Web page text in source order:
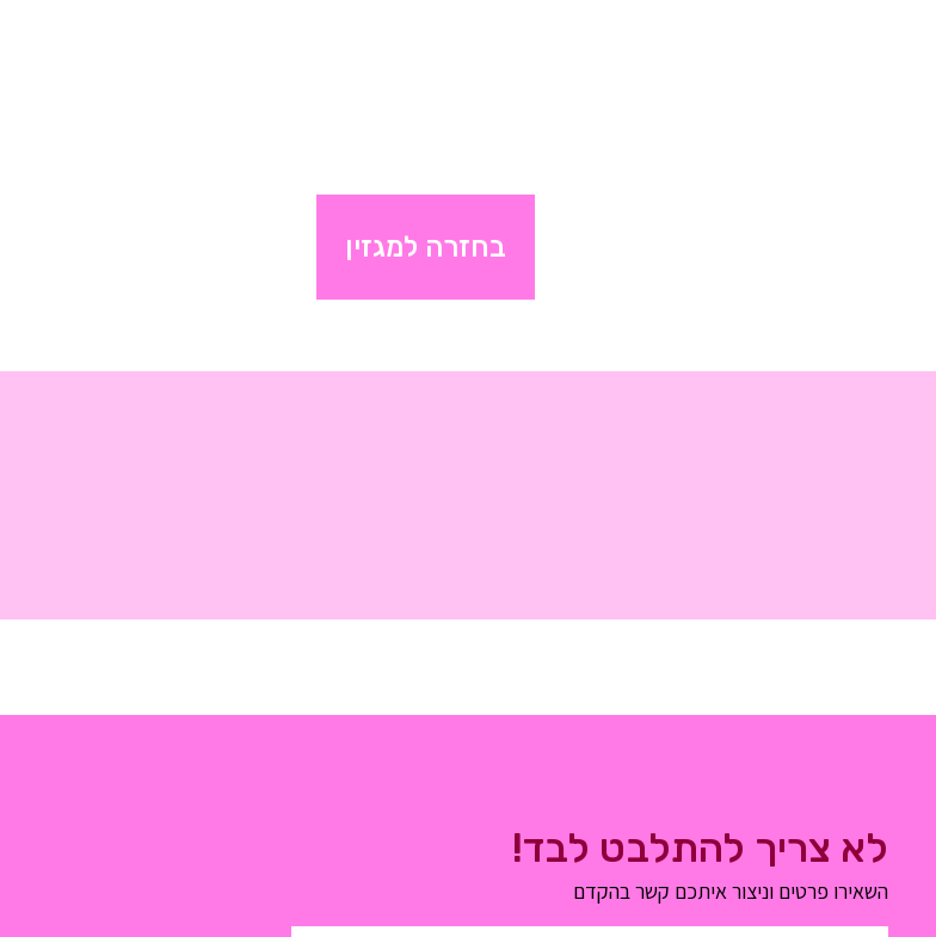
בחזרה למגזין
לא צריך להתלבט לבד!
השאירו פרטים וניצור איתכם קשר בהקדם